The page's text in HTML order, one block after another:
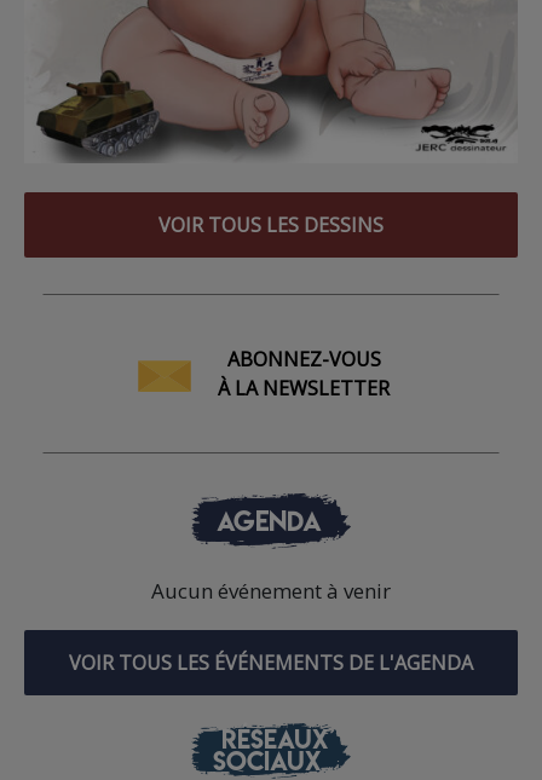
VOIR TOUS LES DESSINS
ABONNEZ-VOUS
À LA NEWSLETTER
AGENDA
Aucun événement à venir
VOIR TOUS LES ÉVÉNEMENTS DE L'AGENDA
RÉSEAUX
SOCIAUX